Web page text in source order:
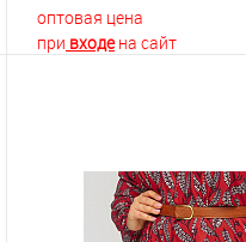
оптовая цена
при входена сайт
Купить в 1 клик
В избранное